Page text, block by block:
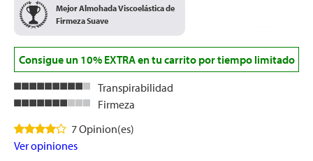
Mejor Almohada Viscoelástica de
Firmeza Suave
Consigue un 10% EXTRA en tu carrito por tiempo limitado
Transpirabilidad
Firmeza
7 Opinion(es)
Ver opiniones